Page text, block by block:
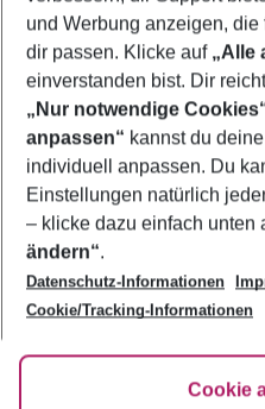
Footer
Footer navigation
Über uns
AGB
Bestpreisgarantie
Cookie-Einstellungen ändern
Cookie-Richtlinie
Agenturbetreuung
Barrierefreies Reisen
FAQ
HanseMerkur
Folge uns
und Werbung anzeigen,
dir passen. Klicke auf „Alle
einverstanden bist. Dir
„Nur notwendige
anpassen“ kannst du
individuell anpassen. Du
Einstellungen natürlich
– klicke dazu einfach unten
ändern“.
Datenschutz-Informationen
Cookie/Tracking-Informationen
Cookie